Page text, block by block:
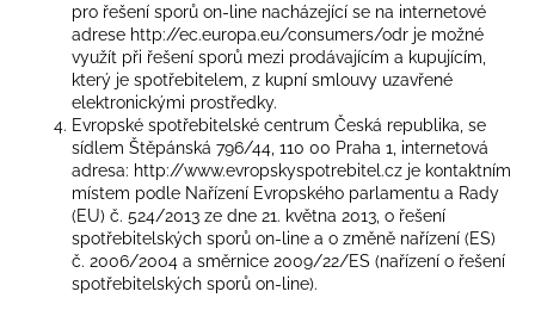
pro řešení sporů on-line nacházející se na internetové
adrese http://ec.europa.eu/consumers/odr je možné
využít při řešení sporů mezi prodávajícím a kupujícím,
který je spotřebitelem, z kupní smlouvy uzavřené
elektronickými prostředky.
Evropské spotřebitelské centrum Česká republika, se
sídlem Štěpánská 796/44, 110 00 Praha 1, internetová
adresa: http://www.evropskyspotrebitel.cz je kontaktním
místem podle Nařízení Evropského parlamentu a Rady
(EU) č. 524/2013 ze dne 21. května 2013, o řešení
spotřebitelských sporů on-line a o změně nařízení (ES)
č. 2006/2004 a směrnice 2009/22/ES (nařízení o řešení
spotřebitelských sporů on-line).